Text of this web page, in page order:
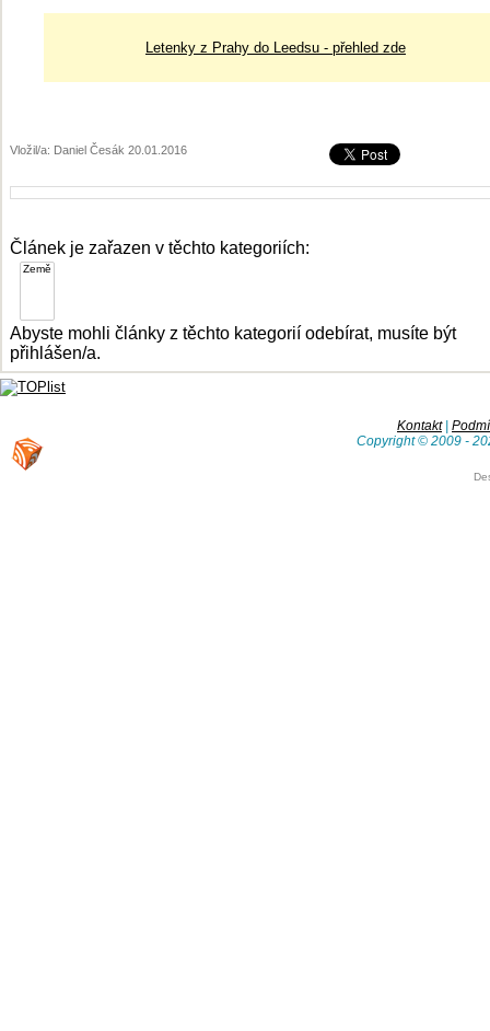
Letenky z Prahy do Leedsu - přehled zde
Vložil/a: Daniel Česák 20.01.2016
Článek je zařazen v těchto kategoriích:
Abyste mohli články z těchto kategorií odebírat, musíte být
přihlášen/a.
Kontakt|
Copyright © 2009 -